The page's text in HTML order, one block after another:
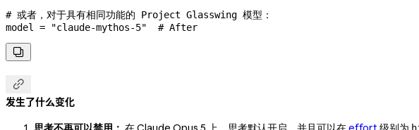
# 或者，对于具有相同功能的 Project Glasswing 模型：
model = "claude-mythos-5"
  # After


发生了什么变化